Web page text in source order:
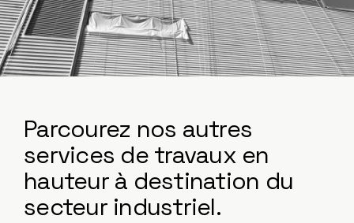
Parcourez nos autres
services de travaux en
hauteur à destination du
secteur industriel.